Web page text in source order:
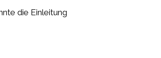
die Einleitung